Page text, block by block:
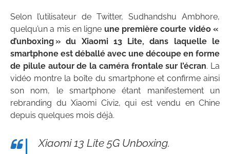
Selon l’utilisateur de Twitter, Sudhandshu Ambhore,
quelqu’un a mis en ligne une première courte vidéo «
d’unboxing » du Xiaomi 13 Lite, dans laquelle le
smartphone est déballé avec une découpe en forme
de pilule autour de la caméra frontale sur l’écran. La
vidéo montre la boîte du smartphone et confirme ainsi
son nom, le smartphone étant manifestement un
rebranding du Xiaomi Civi2, qui est vendu en Chine
depuis quelques mois déjà.
Xiaomi 13 Lite 5G Unboxing.